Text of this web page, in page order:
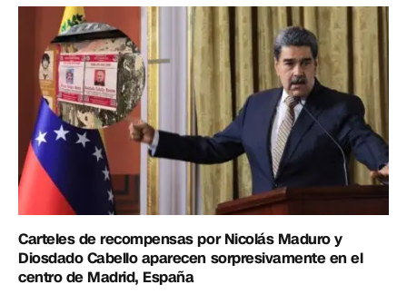
Carteles de recompensas por Nicolás Maduro y
Diosdado Cabello aparecen sorpresivamente en el
centro de Madrid, España